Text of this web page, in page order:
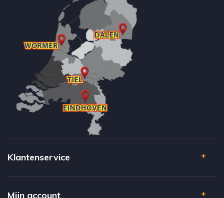
Klantenservice
Mijn account